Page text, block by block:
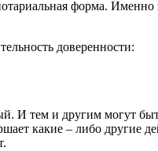
форма. Именно
доверенности:
И тем и другим могут
какие – либо другие